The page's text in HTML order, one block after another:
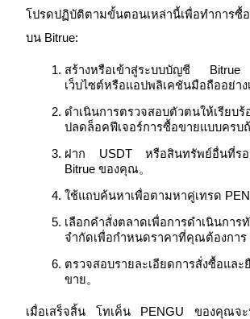
การล็อค BTR
เงินกู้
บริการยืมเงินที่ได้รับการสนับสนุนจาก
โปรดปฏิบัติตามขั้นตอนเหล่านี้เพื่อทำการ
บน Bitrue:
สร้างหรือเข้าสู่ระบบบัญชี
เว็บไซต์หรือแอปพลิเคชันมือถืออย่าง
ดำเนินการตรวจสอบตัวตนให้เรียบร้
ปลดล็อคฟีเจอร์การซื้อขายแบบครบ
ฝาก USDT หรือสินทรัพย์อื่นที่รอง
Bitrue ของคุณ。
ใช้แถบค้นหาเพื่อตามหาคู่เทรด
เลือกคำสั่งตลาดเพื่อการดำเนินการ
จำกัดเพื่อกำหนดราคาที่คุณต้องการ
ตรวจสอบรายละเอียดการสั่งซื้อแล
ขาย。
เมื่อเสร็จสิ้น โทเค็น PENGU ของคุณจะ